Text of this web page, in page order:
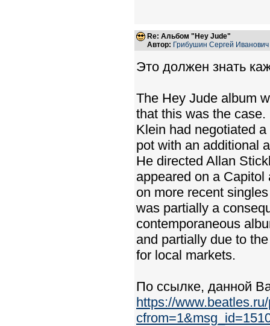
Re: Альбом "Hey Jude"
Автор: Грибушин Сергей Иванович
Это должен знать
The Hey Jude album
that this was the
Klein had negotiated
pot with an additional
He directed Allan
appeared on a Capitol
on more recent
was partially a
contemporaneous
and partially due to
for local markets.
По ссылке, данной
https://